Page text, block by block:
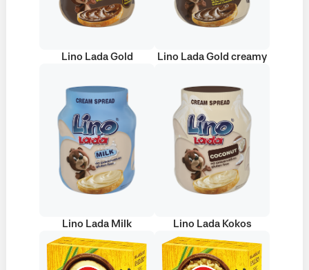
Lino Lada Gold Lino Lada Gold creamy
Lino Lada Milk Lino Lada Kokos